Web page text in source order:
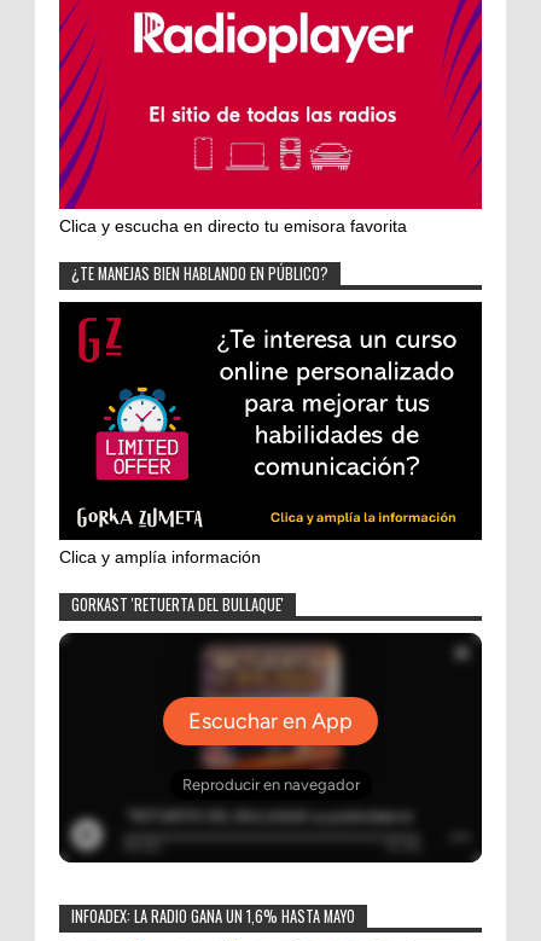
Clica y escucha en directo tu emisora favorita
¿TE MANEJAS BIEN HABLANDO EN PÚBLICO?
Clica y amplía información
GORKAST 'RETUERTA DEL BULLAQUE'
INFOADEX: LA RADIO GANA UN 1,6% HASTA MAYO